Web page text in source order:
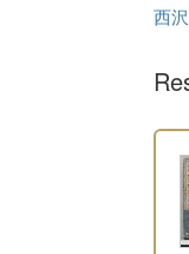
西